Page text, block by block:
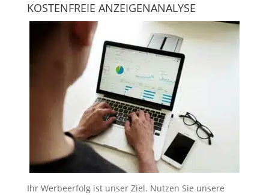
KOSTENFREIE ANZEIGENANALYSE
Ihr Werbeerfolg ist unser Ziel. Nutzen Sie unsere